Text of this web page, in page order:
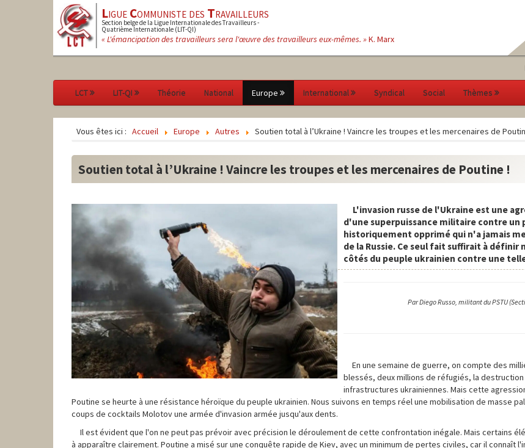
LigueCommuniste des Travailleurs
Section belge de la Ligue Internationale des Travailleurs -
Quatrième Internationale (LIT-QI)
« L'émancipation des travailleurs sera l'œuvre des travailleurs eux-mêmes. »K. Marx
LCT LIT-QI Théorie National Europe International Syndical Social Thèmes
Vous êtes ici : Accueil Europe Autres Soutien total à l’Ukraine ! Vaincre les troupes et les mercenaires de
Soutien total à l’Ukraine ! Vaincre les troupes et les mercenaires de Poutine !
L'invasion russe de l'Ukraine est une
d'une superpuissance militaire contre un
historiquement opprimé qui n'a jamais
de la Russie. Ce seul fait suffirait à définir
côtés du peuple ukrainien contre une
Par Diego Russo, militant du PSTU
En une semaine de guerre, on compte des
blessés, deux millions de réfugiés, la
infrastructures ukrainiennes. Mais cette
Poutine se heurte à une résistance héroïque du peuple ukrainien. Nous suivons en temps réel une mobilisation de masse
coups de cocktails Molotov une armée d'invasion armée jusqu'aux dents.
Il est évident que l'on ne peut pas prévoir avec précision le déroulement de cette confrontation inégale. Mais certains
à apparaître clairement. Poutine a misé sur une conquête rapide de Kiev, avec un minimum de pertes civiles, car il connaît